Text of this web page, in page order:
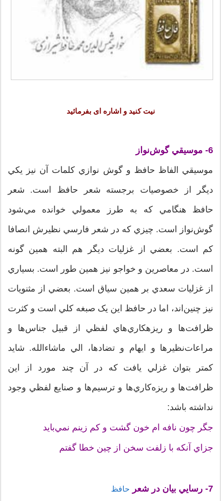
نیت کنید و اشاره ای بفرمائید
6- موسيقي گوش‌نواز
موسيقي الفاظ حافظ و گوش نوازي کلمات آن نيز يکي
ديگر از خصوصيات برجسته شعر حافظ است. شعر
حافظ هنگامي که به طرز معمولي خوانده مي‌شود
گوش‌نواز است. چيزي که در شعر فارسي نظيرش انصافا
کم است. بعضي از غزليات ديگر هم البته همين گونه
است. در معاصرين و خواجو نيز همين طور است. بسياري
از غزليات سعدي بر همين سياق است. بعضي از مثنويات
نيز چنين‌اند، اما در حافظ اين يک صبغه کلي است و کثرت
ظرافت‌ها و ريزهکاري‌هاي لفظي از قبيل جناس‌ها و
مراعات‌نظيرها و ايهام و تضادها، الي ماشاءالله. شايد
کمتر بتوان غزلي يافت که در آن چند مورد از اين
ظرافت‌ها و ريزه‌کاري‌ها و ترسيم‌ها و صنايع لفظي وجود
نداشته باشد:
جگر چون نافه ام خون گشت و کم زينم نمي‌بايد
جزاي آنکه با زلفت سخن از چين خطا گفتم
7- رسايي بيان در شعر حافظ